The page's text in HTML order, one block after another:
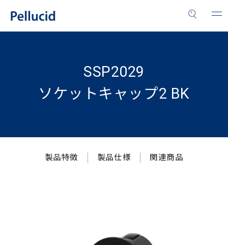
SSP2029
ソケットキャップ2 BK
製品特徴 製品仕様 関連商品